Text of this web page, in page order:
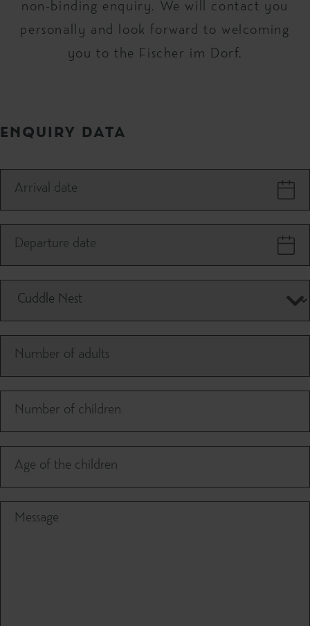
non-binding enquiry. We will contact you
personally and look forward to welcoming
you to the Fischer im Dorf.
ENQUIRY DATA